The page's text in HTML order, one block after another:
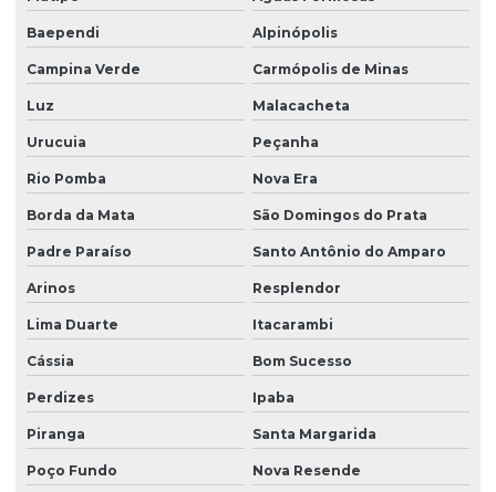
Baependi Alpinópolis
Campina Verde Carmópolis de Minas
Luz Malacacheta
Urucuia Peçanha
Rio Pomba Nova Era
Borda da Mata São Domingos do Prata
Padre Paraíso Santo Antônio do Amparo
Arinos Resplendor
Lima Duarte Itacarambi
Cássia Bom Sucesso
Perdizes Ipaba
Piranga Santa Margarida
Poço Fundo Nova Resende